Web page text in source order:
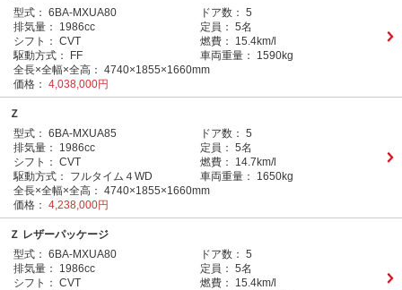
型式： 6BA-MXUA80 ドア数： 5
排気量：
1986cc 定員： 5名
シフト： CVT 燃費：
15.4km/l
駆動方式：
FF 車両重量：
1590kg
全長×全幅×全高： 4740×1855×1660mm
価格： 4,038,000円
Ｚ
型式： 6BA-MXUA85 ドア数： 5
排気量：
1986cc 定員： 5名
シフト： CVT 燃費：
14.7km/l
駆動方式：
フルタイム４WD 車両重量：
1650kg
全長×全幅×全高： 4740×1855×1660mm
価格： 4,238,000円
Ｚ レザーパッケージ
型式： 6BA-MXUA80 ドア数： 5
排気量：
1986cc 定員： 5名
シフト： CVT 燃費：
15.4km/l